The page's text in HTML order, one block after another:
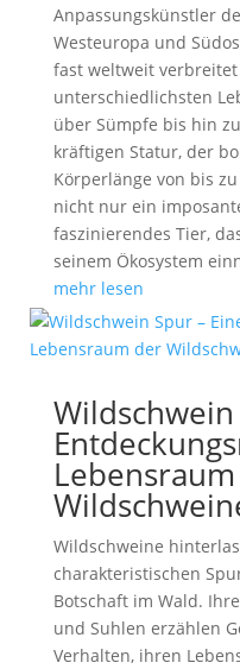
Anpassungskünstler
Westeuropa und
fast weltweit
unterschiedlichsten
über Sümpfe bis hin
kräftigen Statur, der
Körperlänge von bis
nicht nur ein
faszinierendes Tier,
seinem Ökosystem
mehr lesen
Wildschweine
charakteristischen
Botschaft im Wald.
und Suhlen erzählen
Verhalten, ihren